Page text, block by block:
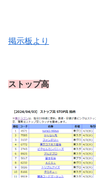
掲示板より
ストップ高